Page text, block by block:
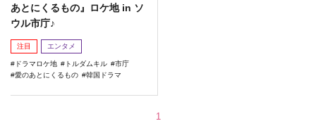
あとにくるもの』ロケ地 in ソ
ウル市庁♪
注目 エンタメ
ドラマロケ地 トルダムキル
市庁
愛のあとにくるもの
韓国ドラマ
1